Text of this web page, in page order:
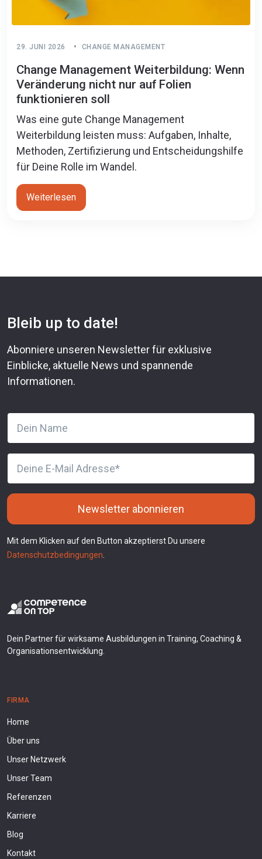
29. JUNI 2026 CHANGE MANAGEMENT
Change Management Weiterbildung: Wenn
Veränderung nicht nur auf Folien
funktionieren soll
Was eine gute Change Management
Weiterbildung leisten muss: Aufgaben, Inhalte,
Methoden, Zertifizierung und Entscheidungshilfe
für Deine Rolle im Wandel.
Weiterlesen
Bleib up to date!
Abonniere unseren Newsletter für exklusive
Einblicke, aktuelle News und spannende
Informationen.
Newsletter abonnieren
Mit dem Klicken auf den Button akzeptierst Du unsere
Datenschutzbedingungen
Dein Partner für wirksame Ausbildungen in Training, Coaching &
Organisationsentwicklung.
FIRMA
Home
Über uns
Unser Netzwerk
Unser Team
Referenzen
Karriere
Blog
Kontakt